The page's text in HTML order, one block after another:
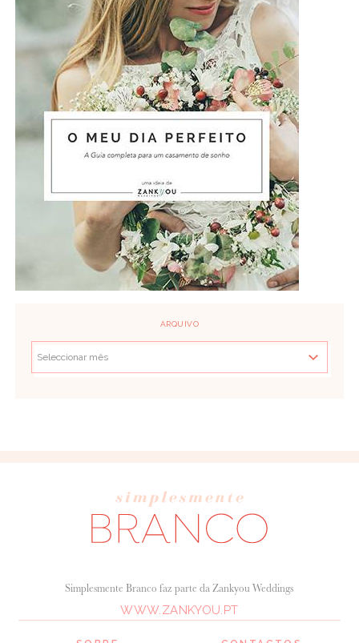
ARQUIVO
Simplesmente Branco faz parte da Zankyou Weddings
WWW.ZANKYOU.PT